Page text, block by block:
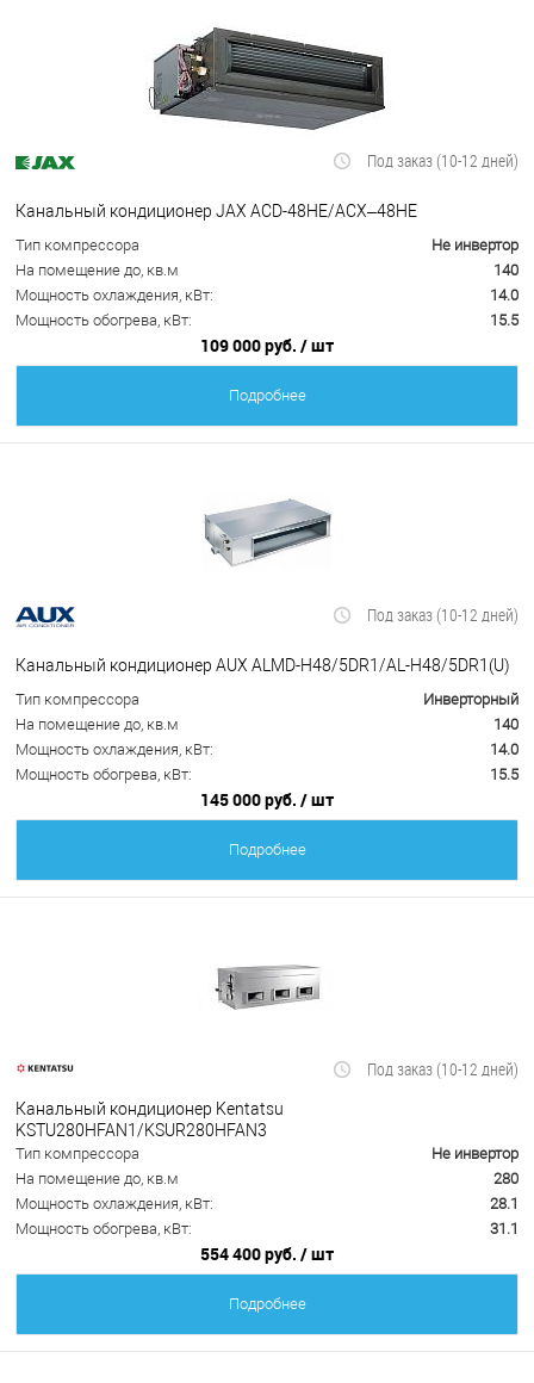
Под заказ (10-12 дней)
Канальный кондиционер JAX ACD-48HE/ACX–48HE
Тип компрессора
Не инвертор
На помещение до, кв.м
140
Мощность охлаждения, кВт:
14.0
Мощность обогрева, кВт:
15.5
109 000 руб. / шт
Подробнее
Под заказ (10-12 дней)
Канальный кондиционер AUX ALMD-H48/5DR1/AL-H48/5DR1(U)
Тип компрессора
Инверторный
На помещение до, кв.м
140
Мощность охлаждения, кВт:
14.0
Мощность обогрева, кВт:
15.5
145 000 руб. / шт
Подробнее
Под заказ (10-12 дней)
Канальный кондиционер Kentatsu
KSTU280HFAN1/KSUR280HFAN3
Тип компрессора
Не инвертор
На помещение до, кв.м
280
Мощность охлаждения, кВт:
28.1
Мощность обогрева, кВт:
31.1
554 400 руб. / шт
Подробнее